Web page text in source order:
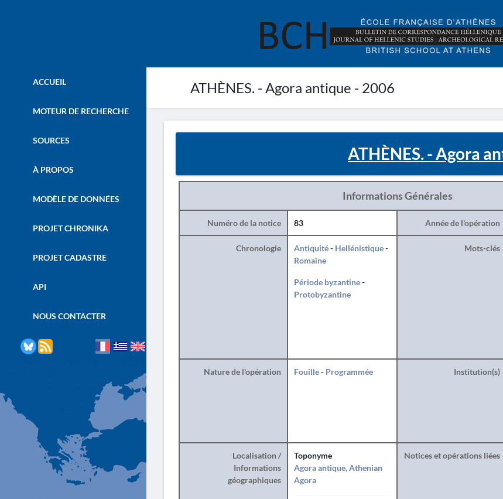
ATHÈNES. - Agora antique - 2006
ACCUEIL
MOTEUR DE RECHERCHE
SOURCES
À PROPOS
MODÈLE DE DONNÉES
PROJET CHRONIKA
PROJET CADASTRE
API
NOUS CONTACTER
ATHÈNES. - Agora
Informations Générales
Numéro de la notice 83 Année de l'opération
Chronologie Antiquité- Hellénistique-
Romaine
Période byzantine-
Protobyzantine
Mots-clés
Nature de l'opération Fouille- Programmée Institution(s)
Localisation /
Informations
géographiques
Toponyme
Agora antique, Athenian
Agora
Notices et opérations liées